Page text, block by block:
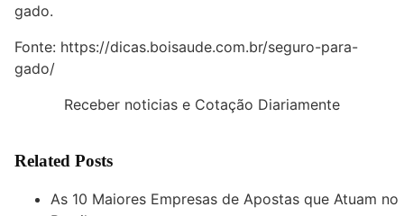
gado.
Fonte: https://dicas.boisaude.com.br/seguro-para-
gado/
Receber noticias e Cotação Diariamente
Related Posts
As 10 Maiores Empresas de Apostas que Atuam no